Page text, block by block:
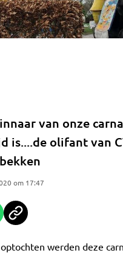
van onze
is....de olifant van
om 17:47
werden deze